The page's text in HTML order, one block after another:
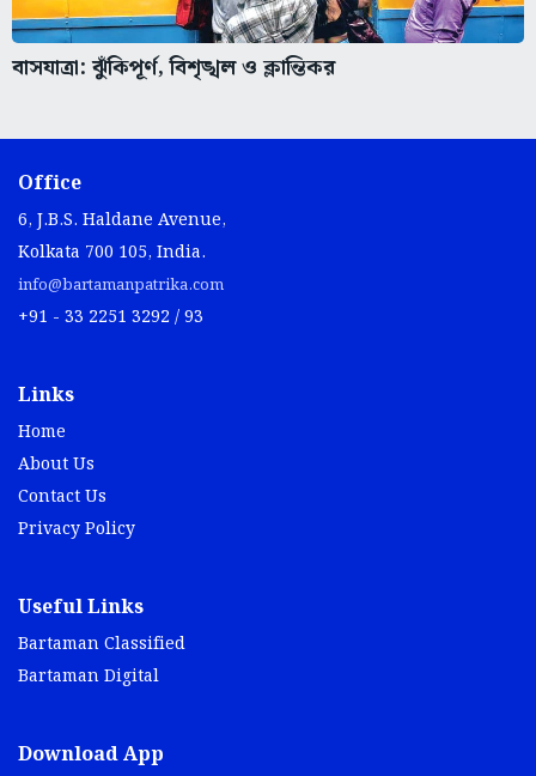
বাসযাত্রা: ঝুঁকিপূর্ণ, বিশৃঙ্খল ও ক্লান্তিকর
Office
6, J.B.S. Haldane Avenue,
Kolkata 700 105, India.
info@bartamanpatrika.com
+91 - 33 2251 3292 / 93
Links
Home
About Us
Contact Us
Privacy Policy
Useful Links
Bartaman Classified
Bartaman Digital
Download App